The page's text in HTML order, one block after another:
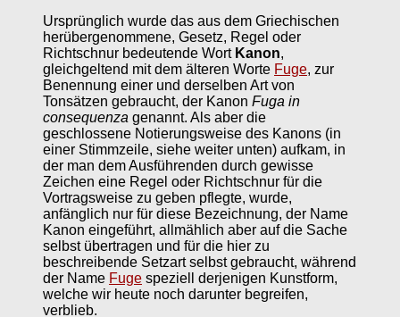
Ursprünglich wurde das aus dem Griechischen
herübergenommene, Gesetz, Regel oder
Richtschnur bedeutende Wort Kanon,
gleichgeltend mit dem älteren Worte Fuge, zur
Benennung einer und derselben Art von
Tonsätzen gebraucht, der Kanon Fuga in
consequenza genannt. Als aber die
geschlossene Notierungsweise des Kanons (in
einer Stimmzeile, siehe weiter unten) aufkam, in
der man dem Ausführenden durch gewisse
Zeichen eine Regel oder Richtschnur für die
Vortragsweise zu geben pflegte, wurde,
anfänglich nur für diese Bezeichnung, der Name
Kanon eingeführt, allmählich aber auf die Sache
selbst übertragen und für die hier zu
beschreibende Setzart selbst gebraucht, während
der Name Fuge speziell derjenigen Kunstform,
welche wir heute noch darunter begreifen,
verblieb.